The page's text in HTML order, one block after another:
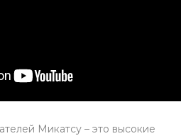
Микатсу – это высокие